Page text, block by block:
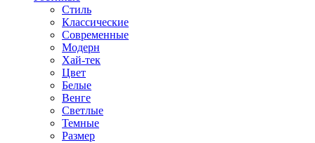
Стиль
Классические
Современные
Модерн
Хай-тек
Цвет
Белые
Венге
Светлые
Темные
Размер